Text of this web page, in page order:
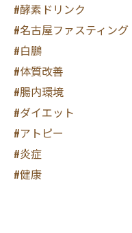
#酵素ドリンク
#名古屋ファスティング
#白鵬
#体質改善
#腸内環境
#ダイエット
#アトピー
#炎症
#健康